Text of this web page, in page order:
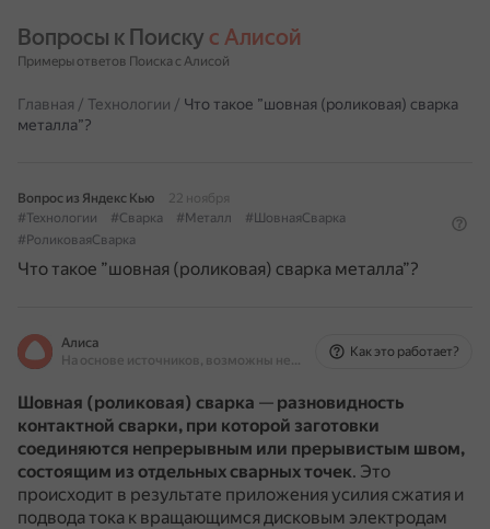
Вопросы к Поиску с Алисой
Примеры ответов Поиска с Алисой
Главная / Технологии / Что такое ”шовная (роликовая) сварка
металла”?
Вопрос из Яндекс Кью
22 ноября
#Технологии
#Сварка #Металл
#ШовнаяСварка
#РоликоваяСварка
Что такое ”шовная (роликовая) сварка металла”?
Алиса
На основе источников, возможны неточности
Как это работает?
Шовная (роликовая) сварка — разновидность
контактной сварки, при которой заготовки
соединяются непрерывным или прерывистым швом,
состоящим из отдельных сварных точек. Это
происходит в результате приложения усилия сжатия и
подвода тока к вращающимся дисковым электродам